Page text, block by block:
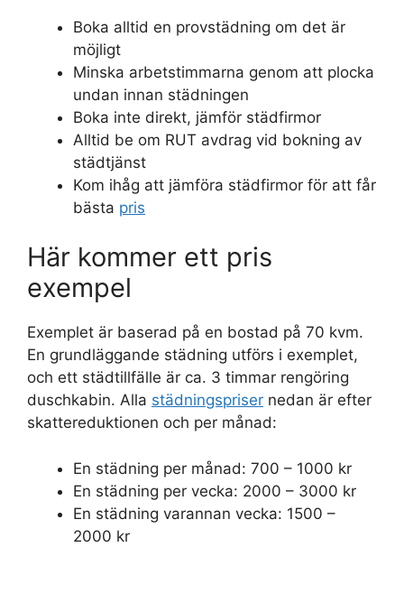
Boka alltid en provstädning om det är
möjligt
Minska arbetstimmarna genom att plocka
undan innan städningen
Boka inte direkt, jämför städfirmor
Alltid be om RUT avdrag vid bokning av
städtjänst
Kom ihåg att jämföra städfirmor för att får
bästa pris
Här kommer ett pris
exempel
Exemplet är baserad på en bostad på 70 kvm.
En grundläggande städning utförs i exemplet,
och ett städtillfälle är ca. 3 timmar rengöring
duschkabin. Alla städningspriser nedan är efter
skattereduktionen och per månad:
En städning per månad: 700 – 1000 kr
En städning per vecka: 2000 – 3000 kr
En städning varannan vecka: 1500 –
2000 kr